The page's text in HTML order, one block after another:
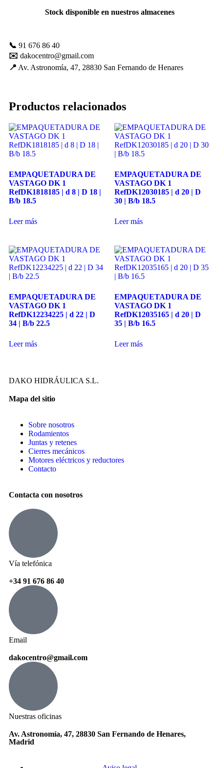
Stock disponible en nuestros almacenes
📞 91 676 86 40
✉️ dakocentro@gmail.com
📍 Av. Astronomía, 47, 28830 San Fernando de Henares
Productos relacionados
EMPAQUETADURA DE
VASTAGO DK 1
RefDK1818185 | d 8 | D 18 |
B/b 18.5
Leer más
EMPAQUETADURA DE
VASTAGO DK 1
RefDK12030185 | d 20 | D
30 | B/b 18.5
Leer más
EMPAQUETADURA DE
VASTAGO DK 1
RefDK12234225 | d 22 | D
34 | B/b 22.5
Leer más
EMPAQUETADURA DE
VASTAGO DK 1
RefDK12035165 | d 20 | D
35 | B/b 16.5
Leer más
DAKO HIDRÁULICA S.L.
Mapa del sitio
Sobre nosotros
Rodamientos
Juntas y retenes
Cierres mecánicos
Motores eléctricos y reductores
Contacto
Contacta con nosotros
Vía telefónica
+34 91 676 86 40
Email
dakocentro@gmail.com
Nuestras oficinas
Av. Astronomía, 47, 28830 San Fernando de Henares,
Madrid
Si rechaza estas
cookies,
funcionalidades
serás de gran
Marketing
Al compartir
comportamiento
mientras visitas
nuestro sitio,
aumentas la
ver contenido y
Así verás lo que
realmente te
interesa.